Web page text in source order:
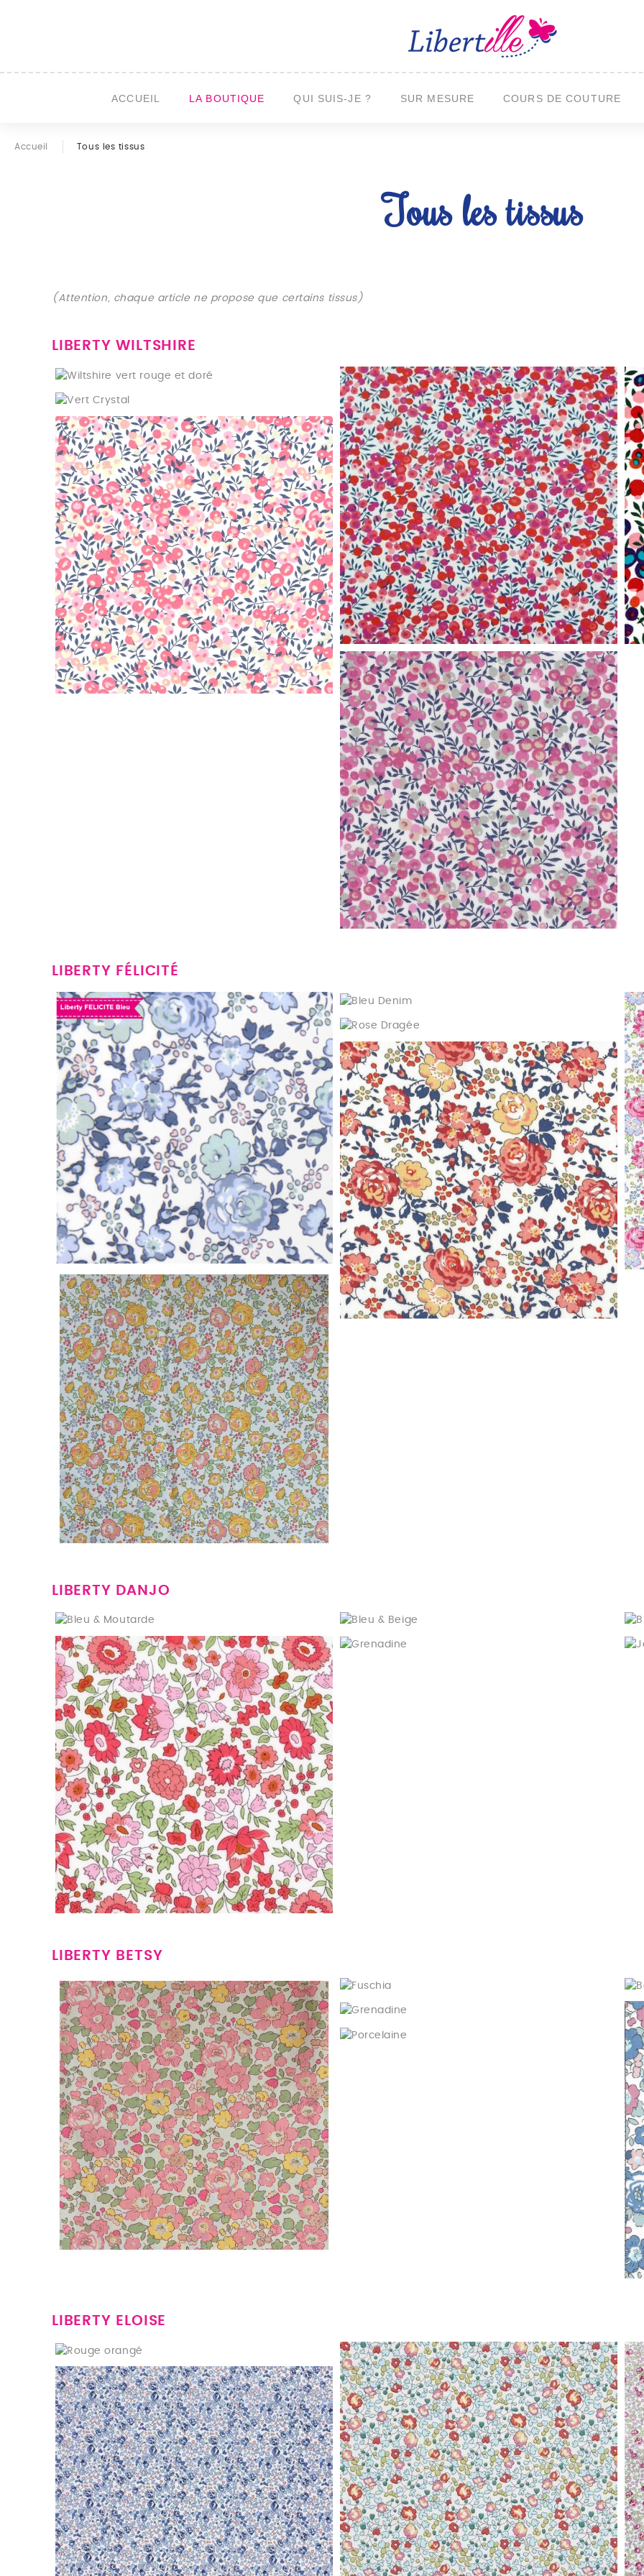
ACCUEIL LA BOUTIQUE QUI SUIS-JE ? SUR MESURE COURS DE COUTURE
Accueil Tous les tissus
Tous les tissus
(Attention, chaque article ne propose que certains tissus)
LIBERTY WILTSHIRE
Wiltshire vert rouge et doré
Rouge
Vert Crystal
LIBERTY FÉLICITÉ
Bleu
Bleu Denim
Rose Dragée
LIBERTY DANJO
Bleu & Moutarde Bleu & Beige
LIBERTY BETSY
Fuschia
Grenadine
LIBERTY ELOISE
Rouge orangé